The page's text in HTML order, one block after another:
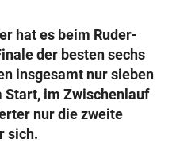
hat es beim Ruder-
der besten sechs
insgesamt nur sieben
Start, im Zwischenlauf
nur die zweite
sich.